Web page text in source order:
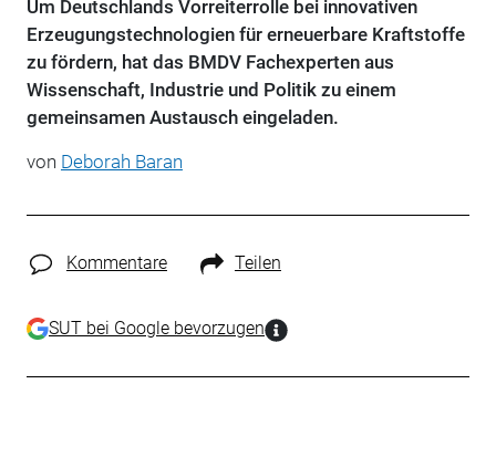
Um Deutschlands Vorreiterrolle bei innovativen
Erzeugungstechnologien für erneuerbare Kraftstoffe
zu fördern, hat das BMDV Fachexperten aus
Wissenschaft, Industrie und Politik zu einem
gemeinsamen Austausch eingeladen.
von Deborah Baran
Kommentare Teilen
SUT bei Google bevorzugen